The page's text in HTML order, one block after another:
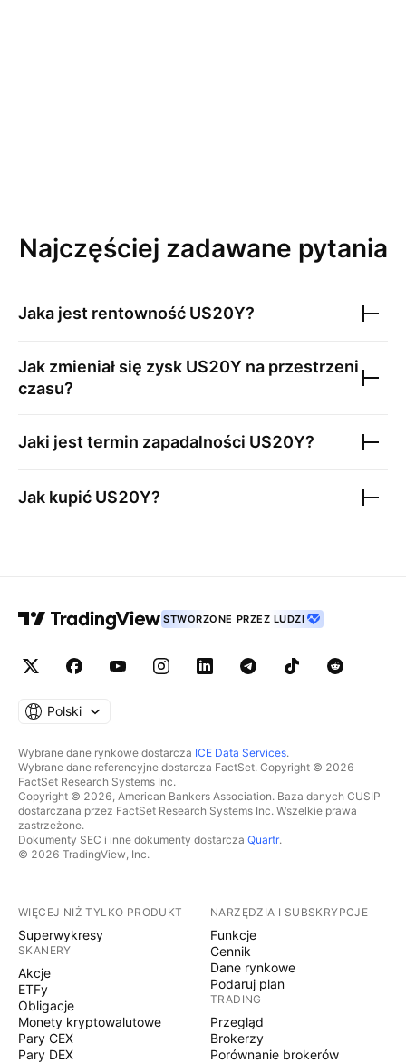
Najczęściej zadawane pytania
Jaka jest rentowność US20Y?
Jak zmieniał się zysk US20Y na przestrzeni
czasu?
Jaki jest termin zapadalności US20Y?
Jak kupić US20Y?
STWORZONE PRZEZ LUDZI
Polski
Wybrane dane rynkowe dostarcza ICE Data Services.
Wybrane dane referencyjne dostarcza FactSet. Copyright © 2026
FactSet Research Systems Inc.
Copyright © 2026, American Bankers Association. Baza danych CUSIP
dostarczana przez FactSet Research Systems Inc. Wszelkie prawa
zastrzeżone.
Dokumenty SEC i inne dokumenty dostarcza Quartr.
© 2026 TradingView, Inc.
WIĘCEJ NIŻ TYLKO PRODUKT
Superwykresy
SKANERY
Akcje
ETFy
Obligacje
Monety kryptowalutowe
Pary CEX
Pary DEX
NARZĘDZIA I SUBSKRYPCJE
Funkcje
Cennik
Dane rynkowe
Podaruj plan
TRADING
Przegląd
Brokerzy
Porównanie brokerów